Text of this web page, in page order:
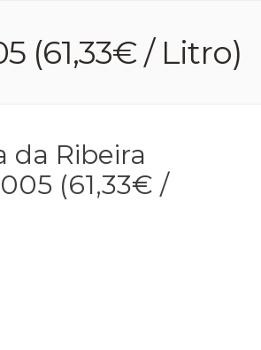
(61,33€ / Litro)
da Ribeira
(61,33€ /